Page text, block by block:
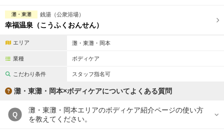
灘・東灘 銭湯（公衆浴場）
幸福温泉（こうふくおんせん）
エリア 灘・東灘・岡本
業種 ボディケア
こだわり条件 スタッフ指名可
灘・東灘・岡本×ボディケアについてよくある質問
Q
灘・東灘・岡本エリアのボディケア紹介ページの使い方
を教えてください。